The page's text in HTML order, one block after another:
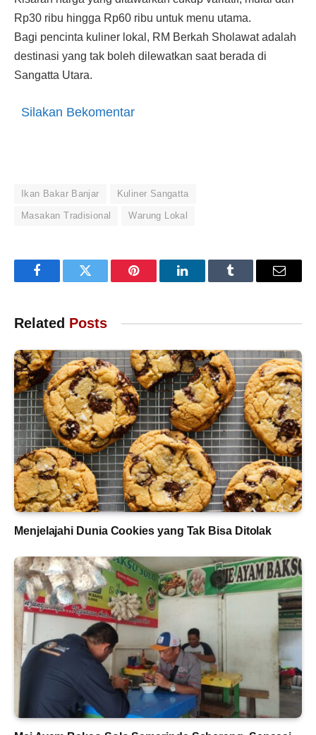
Rp30 ribu hingga Rp60 ribu untuk menu utama.
Bagi pencinta kuliner lokal, RM Berkah Sholawat adalah
destinasi yang tak boleh dilewatkan saat berada di
Sangatta Utara.
Silakan Bekomentar
Ikan Bakar Banjar Kuliner Sangatta
Masakan Tradisional Warung Lokal
FacebookTwitter Pinterest LinkedInTumblr Email
Related Posts
Menjelajahi Dunia Cookies yang Tak Bisa Ditolak